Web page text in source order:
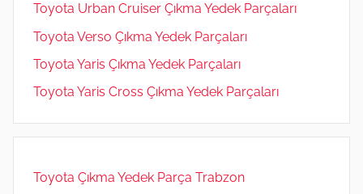
Toyota Urban Cruiser Çıkma Yedek Parçaları
Toyota Verso Çıkma Yedek Parçaları
Toyota Yaris Çıkma Yedek Parçaları
Toyota Yaris Cross Çıkma Yedek Parçaları
Toyota Çıkma Yedek Parça Trabzon